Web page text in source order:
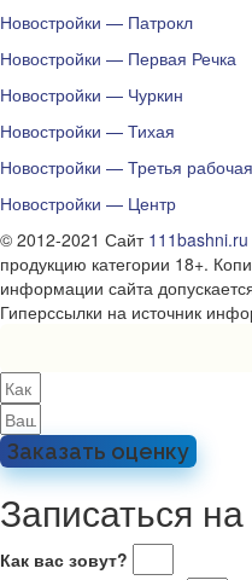
Новостройки — Патрокл
Новостройки — Первая Речка
Новостройки — Чуркин
Новостройки — Тихая
Новостройки — Третья рабочая
Новостройки — Центр
© 2012-2021 Сайт 111bashni.ru
продукцию категории 18+.
информации сайта
Гиперссылки на источник
Заказать оценку
Записаться
Как вас зовут?